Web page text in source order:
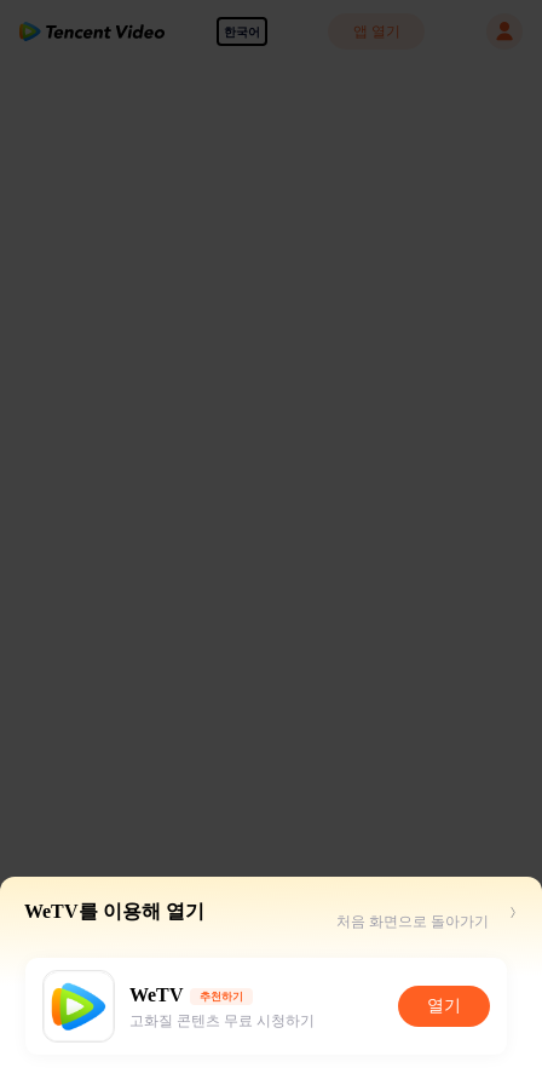
한국어 앱 열기
WeTV를 이용해 열기 처음 화면으로 돌아가기
WeTV 추천하기
고화질 콘텐츠 무료 시청하기
열기